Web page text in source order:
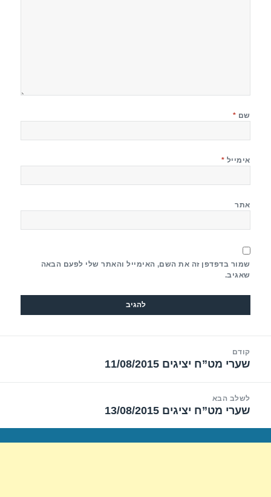
שם *
אימייל *
אתר
שמור בדפדפן זה את השם, האימייל והאתר שלי לפעם הבאה
שאגיב.
קודם
הפוסט
שערי מט”ח יציגים 11/08/2015
לשלב הבא
הפוסט
שערי מט”ח יציגים 13/08/2015